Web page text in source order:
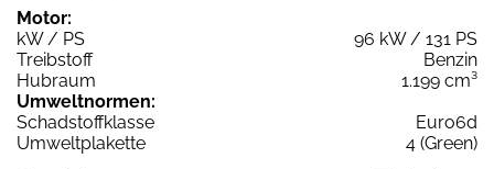
Motor:
kW / PS
96 kW / 131 PS
Treibstoff
Benzin
Hubraum
1.199 cm³
Umweltnormen:
Schadstoffklasse
Euro6d
Umweltplakette
4 (Green)